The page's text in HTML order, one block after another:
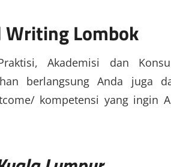
Lombok
Akademisi dan
berlangsung Anda juga
kompetensi yang ingin